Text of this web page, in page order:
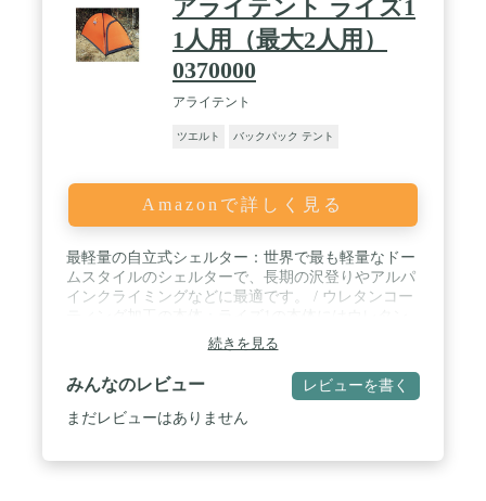
アライテント ライズ1
1人用（最大2人用）
0370000
アライテント
ツエルト バックパック テント
Amazonで詳しく見る
最軽量の自立式シェルター：世界で最も軽量なドー
ムスタイルのシェルターで、長期の沢登りやアルパ
インクライミングなどに最適です。 / ウレタンコー
コーティング加工が施されており、耐久性と防水性
を高めています。 / 2mのファスナー付きエントラン
ス：ライズ1の下部には2mのファスナー付きエント
ランスが付いており、快適な出入りができます。 /
L字型の開放式床：床はL字型に開放できるため、緊
続きを見る
みんなのレビュー レビューを書く
まだレビューはありません